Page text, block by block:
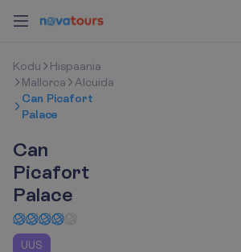
Kodu
Hispaania
Mallorca
Alcuida
Can Picafort
Palace
Can
Picafort
Palace
UUS